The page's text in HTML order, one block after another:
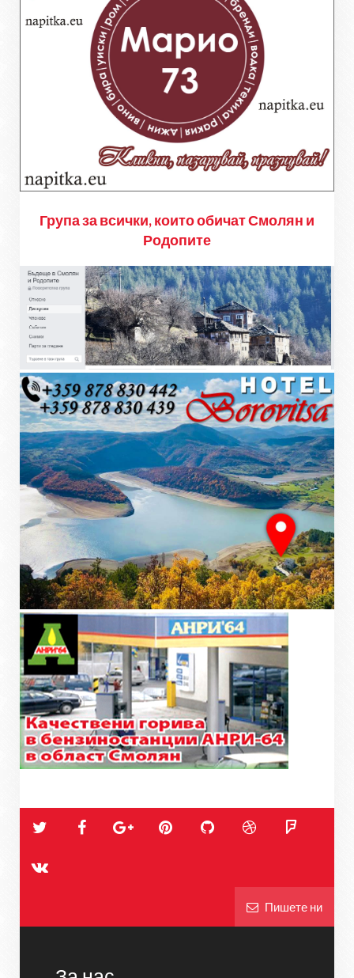
Група за всички, които обичат Смолян и
Родопите
Пишете ни